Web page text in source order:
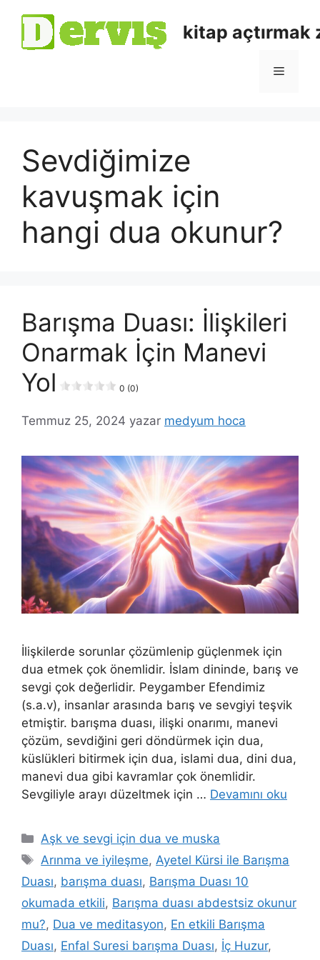
kitap açtırmak
Sevdiğimize
kavuşmak için
hangi dua okunur?
Barışma Duası: İlişkileri
Onarmak İçin Manevi
Yol
0 (0)
Temmuz 25, 2024 yazar medyum hoca
İlişkilerde sorunlar çözümlenip güçlenmek için
dua etmek çok önemlidir. İslam dininde, barış ve
sevgi çok değerlidir. Peygamber Efendimiz
(s.a.v), insanlar arasında barış ve sevgiyi teşvik
etmiştir. barışma duası, ilişki onarımı, manevi
çözüm, sevdiğini geri döndürmek için dua,
küslükleri bitirmek için dua, islami dua, dini dua,
manevi dua gibi kavramlar çok önemlidir.
Sevgiliyle arayı düzeltmek için … Devamını oku
Aşk ve sevgi için dua ve muska
Arınma ve iyileşme,Ayetel Kürsi ile Barışma
Duası, barışma duası, Barışma Duası 10
okumada etkili, Barışma duası abdestsiz okunur
mu?, Dua ve meditasyon, En etkili Barışma
Duası, Enfal Suresi barışma Duası, İç Huzur,